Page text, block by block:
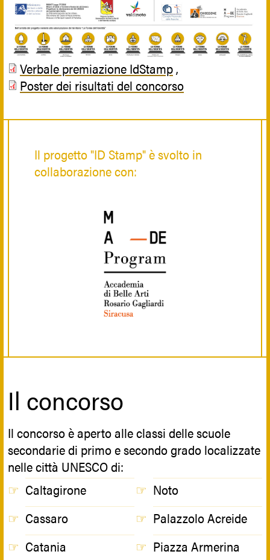
Verbale premiazione IdStamp,
Poster dei risultati del concorso
Il progetto "ID Stamp" è svolto in
collaborazione con:
Il concorso
Il concorso è aperto alle classi delle scuole
secondarie di primo e secondo grado localizzate
nelle città UNESCO di:
Caltagirone
Cassaro
Catania
Noto
Palazzolo Acreide
Piazza Armerina